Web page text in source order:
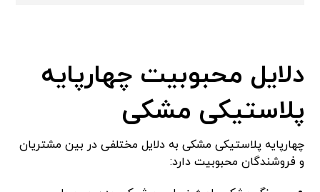
دلایل محبوبیت چهارپایه
پلاستیکی مشکی
چهارپایه پلاستیکی مشکی به دلایل مختلفی در بین مشتریان
و فروشندگان محبوبیت دارد: